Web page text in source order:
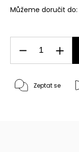
Můžeme doručit do:
Zeptat se